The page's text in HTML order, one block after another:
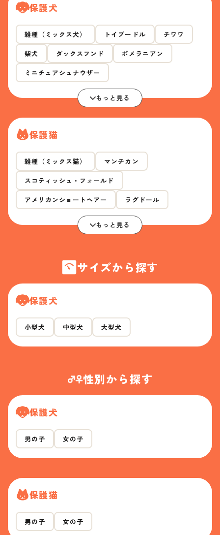
保護犬
雑種（ミックス犬） トイプードル チワワ
柴犬 ダックスフンド ポメラニアン
ミニチュアシュナウザー
もっと見る
保護猫
雑種（ミックス猫） マンチカン
スコティッシュ・フォールド
アメリカンショートヘアー ラグドール
もっと見る
サイズから探す
保護犬
小型犬 中型犬 大型犬
性別から探す
保護犬
男の子 女の子
保護猫
男の子 女の子